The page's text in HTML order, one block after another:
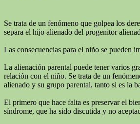
Se trata de un fenómeno que golpea los
separa el hijo alienado del progenitor
Las consecuencias para el niño se pueden
La alienación parental puede tener varios
relación con el niño. Se trata de un
alienado y su grupo parental, tanto si es la
El primero que hace falta es preservar el
síndrome, que ha sido discutida y no